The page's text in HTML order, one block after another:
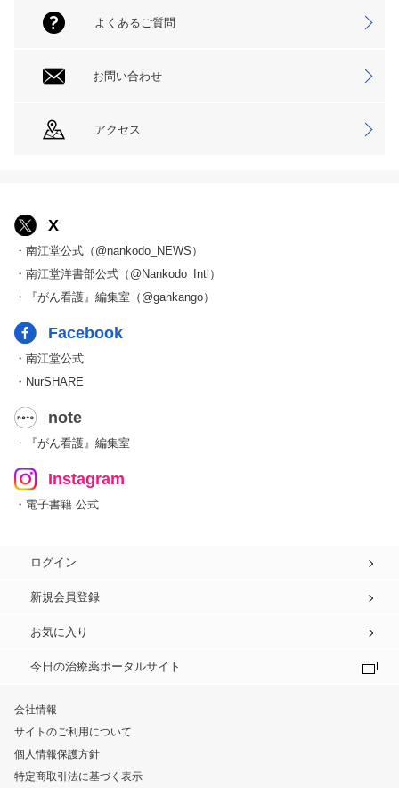
よくあるご質問
お問い合わせ
アクセス
X
・南江堂公式（@nankodo_NEWS）
・南江堂洋書部公式（@Nankodo_Intl）
・『がん看護』編集室（@gankango）
Facebook
・南江堂公式
・NurSHARE
note
・『がん看護』編集室
Instagram
・電子書籍 公式
ログイン
新規会員登録
お気に入り
今日の治療薬ポータルサイト
会社情報
サイトのご利用について
個人情報保護方針
特定商取引法に基づく表示